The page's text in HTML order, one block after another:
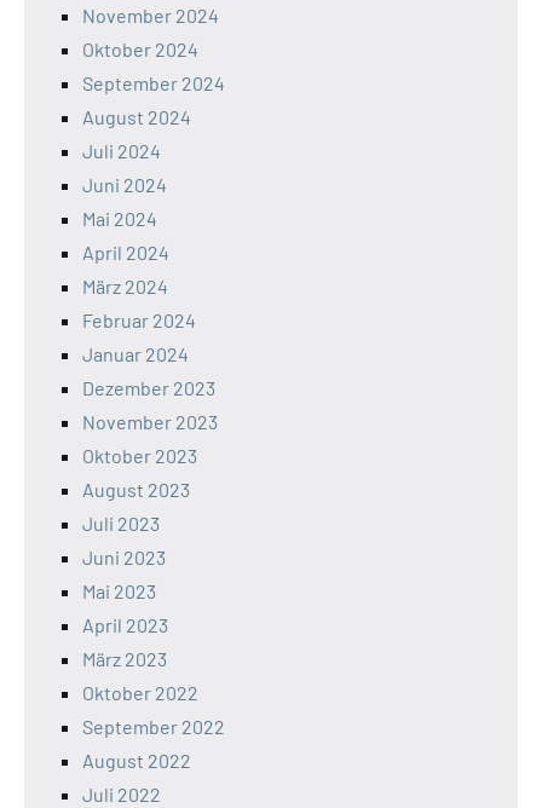
November 2024
Oktober 2024
September 2024
August 2024
Juli 2024
Juni 2024
Mai 2024
April 2024
März 2024
Februar 2024
Januar 2024
Dezember 2023
November 2023
Oktober 2023
August 2023
Juli 2023
Juni 2023
Mai 2023
April 2023
März 2023
Oktober 2022
September 2022
August 2022
Juli 2022